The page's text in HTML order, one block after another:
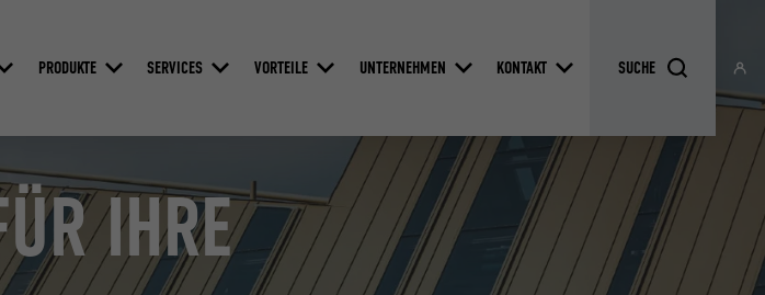
PRODUKTE SERVICES VORTEILE UNTERNEHMEN KONTAKT
IHRE